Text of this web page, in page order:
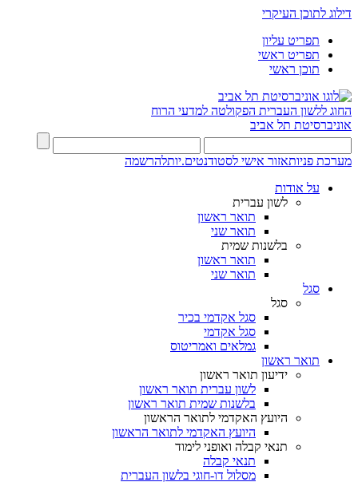
דילוג לתוכן העיקרי
תפריט עליון
תפריט ראשי
תוכן ראשי
החוג ללשון העברית הפקולטה למדעי הרוח
אוניברסיטת תל אביב
מערכת פניותאזור אישי לסטודנטים.יותלהרשמה
על אודות
לשון עברית
תואר ראשון
תואר שני
בלשנות שמית
תואר ראשון
תואר שני
סגל
סגל
סגל אקדמי בכיר
סגל אקדמי
גמלאים ואמריטוס
תואר ראשון
ידיעון תואר ראשון
לשון עברית תואר ראשון
בלשנות שמית תואר ראשון
היועץ האקדמי לתואר הראשון
היועץ האקדמי לתואר הראשון
תנאי קבלה ואופני לימוד
תנאי קבלה
מסלול דו-חוגי בלשון העברית